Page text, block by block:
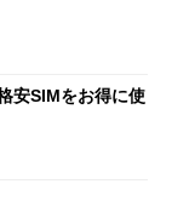
安SIMをお得に使